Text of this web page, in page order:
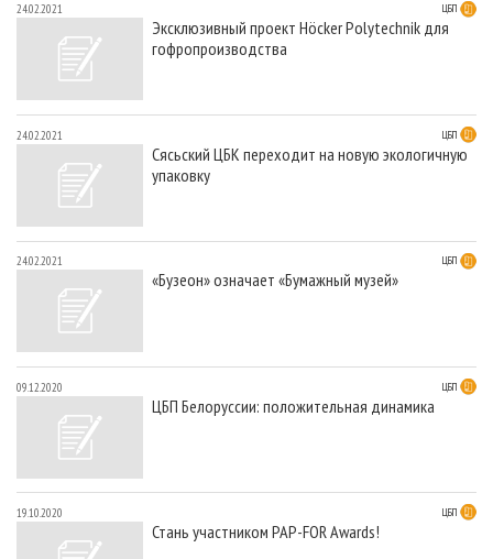
24.02.2021 ЦБП
Эксклюзивный проект Höcker Polytechnik для
гофропроизводства
24.02.2021 ЦБП
Сясьский ЦБК переходит на новую экологичную
упаковку
24.02.2021 ЦБП
«Бузеон» означает «Бумажный музей»
09.12.2020 ЦБП
ЦБП Белоруссии: положительная динамика
19.10.2020 ЦБП
Стань участником PAP-FOR Awards!